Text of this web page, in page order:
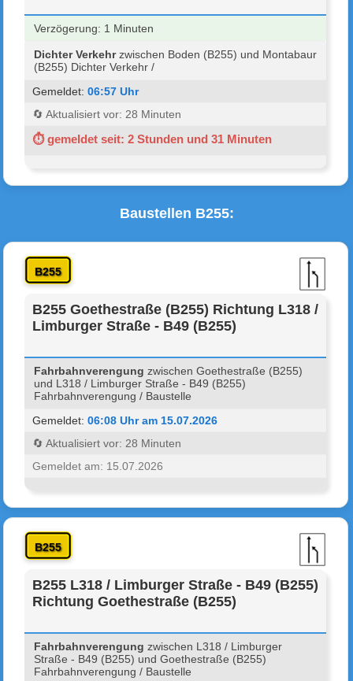
Verzögerung: 1 Minuten
Dichter Verkehrzwischen Boden (B255) und Montabaur
(B255) Dichter Verkehr /
Gemeldet:06:57 Uhr
🔄 Aktualisiert vor: 28 Minuten
⏱ gemeldet seit: 2 Stunden und 31 Minuten
Baustellen B255:
B255
B255 Goethestraße (B255) Richtung L318 /
Limburger Straße - B49 (B255)
Fahrbahnverengung zwischen Goethestraße (B255)
und L318 / Limburger Straße - B49 (B255)
Fahrbahnverengung / Baustelle
Gemeldet:06:08 Uhr am 15.07.2026
🔄 Aktualisiert vor: 28 Minuten
Gemeldet am: 15.07.2026
B255
B255 L318 / Limburger Straße - B49 (B255)
Richtung Goethestraße (B255)
Fahrbahnverengung zwischen L318 / Limburger
Straße - B49 (B255) und Goethestraße (B255)
Fahrbahnverengung / Baustelle